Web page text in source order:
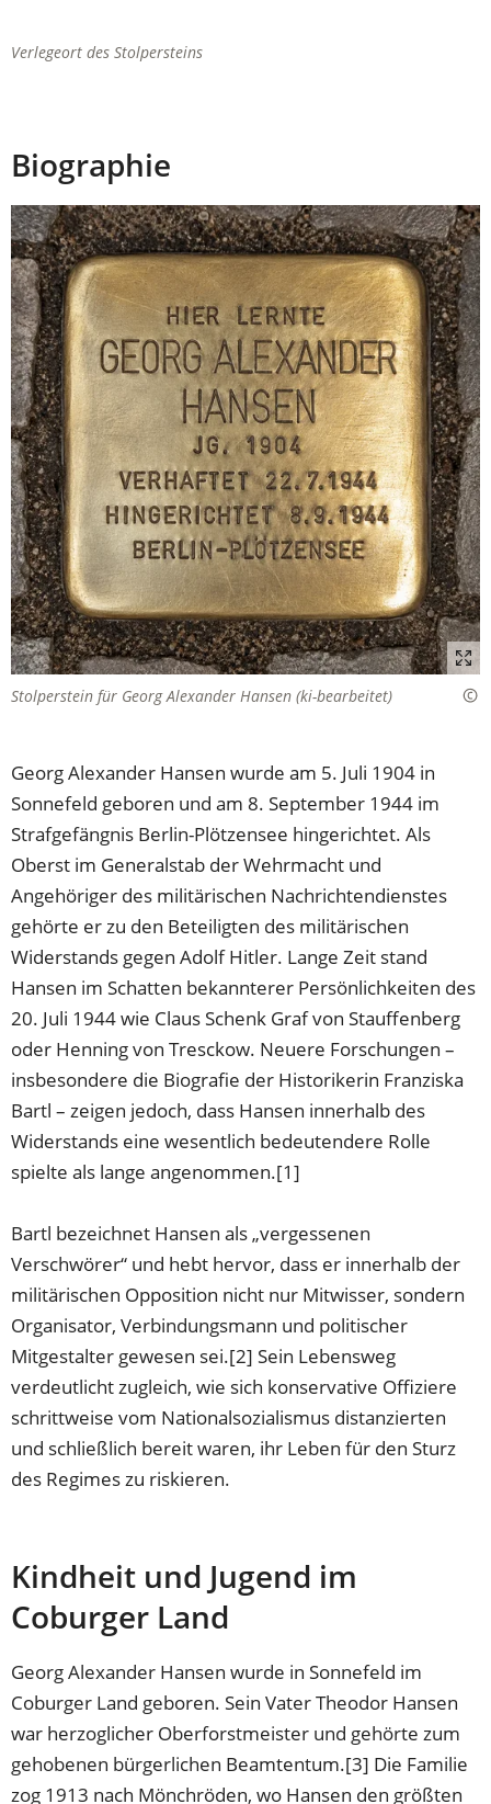
Verlegeort des Stolpersteins
Biographie
Stolperstein für Georg Alexander Hansen (ki-bearbeitet)
Georg Alexander Hansen wurde am 5. Juli 1904 in
Sonnefeld geboren und am 8. September 1944 im
Strafgefängnis Berlin-Plötzensee hingerichtet. Als
Oberst im Generalstab der Wehrmacht und
Angehöriger des militärischen Nachrichtendienstes
gehörte er zu den Beteiligten des militärischen
Widerstands gegen Adolf Hitler. Lange Zeit stand
Hansen im Schatten bekannterer Persönlichkeiten des
20. Juli 1944 wie Claus Schenk Graf von Stauffenberg
oder Henning von Tresckow. Neuere Forschungen –
insbesondere die Biografie der Historikerin Franziska
Bartl – zeigen jedoch, dass Hansen innerhalb des
Widerstands eine wesentlich bedeutendere Rolle
spielte als lange angenommen.[1]
Bartl bezeichnet Hansen als „vergessenen
Verschwörer“ und hebt hervor, dass er innerhalb der
militärischen Opposition nicht nur Mitwisser, sondern
Organisator, Verbindungsmann und politischer
Mitgestalter gewesen sei.[2] Sein Lebensweg
verdeutlicht zugleich, wie sich konservative Offiziere
schrittweise vom Nationalsozialismus distanzierten
und schließlich bereit waren, ihr Leben für den Sturz
des Regimes zu riskieren.
Kindheit und Jugend im
Coburger Land
Georg Alexander Hansen wurde in Sonnefeld im
Coburger Land geboren. Sein Vater Theodor Hansen
war herzoglicher Oberforstmeister und gehörte zum
gehobenen bürgerlichen Beamtentum.[3] Die Familie
zog 1913 nach Mönchröden, wo Hansen den größten